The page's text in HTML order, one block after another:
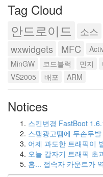
Tag Cloud
안드로이드 소스
wxwidgets
MFC
MinGW
코드블럭 민지
VS2005
배포 ARM
Notices
스킨변경 FastBoot
스팸광고땜에 두손두
어제 과도한 트래픽이
오늘 갑자기 트래픽 초
흠... 접속자 카운트가